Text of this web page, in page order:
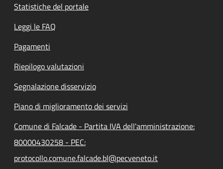
Statistiche del portale
Leggi le FAQ
Pagamenti
Riepilogo valutazioni
Segnalazione disservizio
Piano di miglioramento dei servizi
Comune di Falcade - Partita IVA dell'amministrazione:
80000430258 - PEC:
protocollo.comune.falcade.bl@pecveneto.it